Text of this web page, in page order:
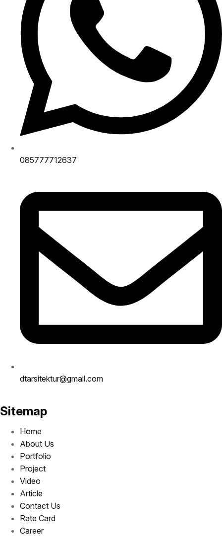
085777712637
dtarsitektur@gmail.com
Sitemap
Home
About Us
Portfolio
Project
Video
Article
Contact Us
Rate Card
Career